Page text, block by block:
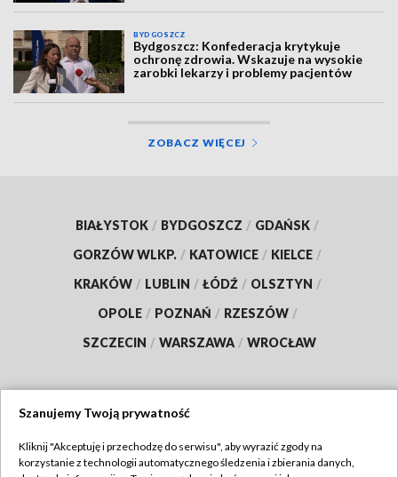
BYDGOSZCZ
Bydgoszcz: Konfederacja krytykuje
ochronę zdrowia. Wskazuje na wysokie
zarobki lekarzy i problemy pacjentów
ZOBACZ WIĘCEJ
BIAŁYSTOK / BYDGOSZCZ / GDAŃSK /
GORZÓW WLKP. / KATOWICE / KIELCE /
KRAKÓW / LUBLIN / ŁÓDŹ / OLSZTYN /
OPOLE / POZNAŃ / RZESZÓW /
SZCZECIN / WARSZAWA / WROCŁAW
TVP
Szanujemy Twoją prywatność
Kliknij "Akceptuję i przechodzę do serwisu", aby wyrazić zgody na
korzystanie z technologii automatycznego śledzenia i zbierania danych,